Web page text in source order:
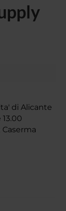
di Alicante
Caserma